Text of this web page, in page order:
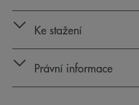
Ke stažení
Právní informace